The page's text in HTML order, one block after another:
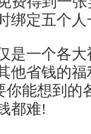
绑定五个
一个各大
他省钱的
你能想到的
都难!